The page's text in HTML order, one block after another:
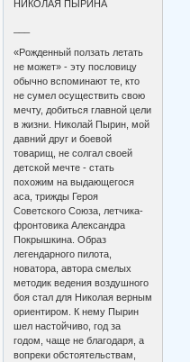
НИКОЛАЯ ПЫРИНА
«Рожденный ползать летать
не может» - эту пословицу
обычно вспоминают те, кто
не сумел осуществить свою
мечту, добиться главной цели
в жизни. Николай Пырин, мой
давний друг и боевой
товарищ, не солгал своей
детской мечте - стать
похожим на выдающегося
аса, трижды Героя
Советского Союза, летчика-
фронтовика Александра
Покрышкина. Образ
легендарного пилота,
новатора, автора смелых
методик ведения воздушного
боя стал для Николая верным
ориентиром. К нему Пырин
шел настойчиво, год за
годом, чаще не благодаря, а
вопреки обстоятельствам,